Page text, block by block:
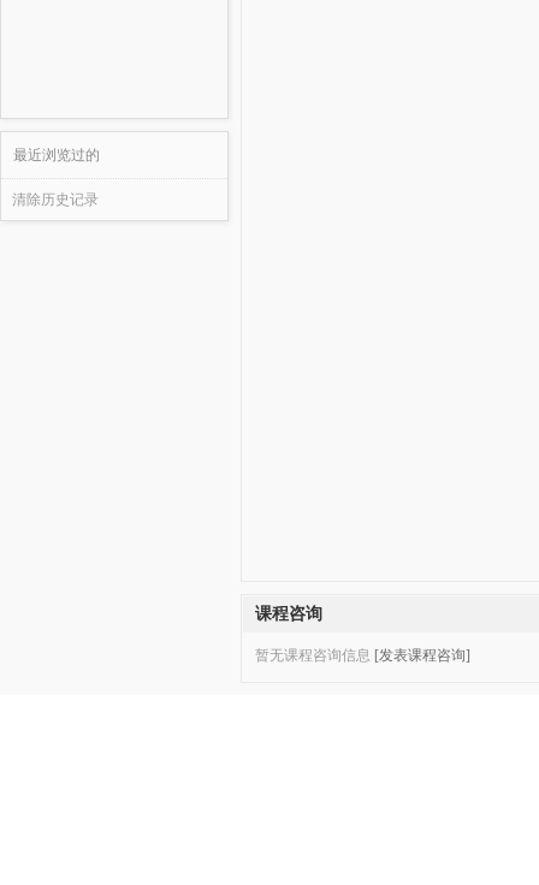
最近浏览过的
清除历史记录
课程咨询
暂无课程咨询信息 [发表课程咨询]